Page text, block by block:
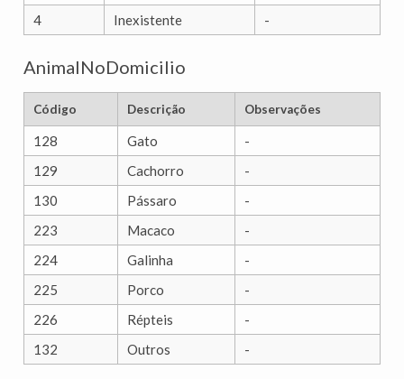
4
Inexistente -
AnimalNoDomicilio
Código Descrição Observações
128 Gato
-
129
Cachorro
-
130
Pássaro
-
223
Macaco
-
224
Galinha
-
225
Porco
-
226
Répteis
-
132
Outros -